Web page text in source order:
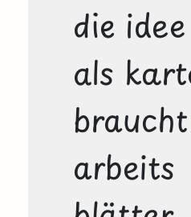
die
als
arbeits